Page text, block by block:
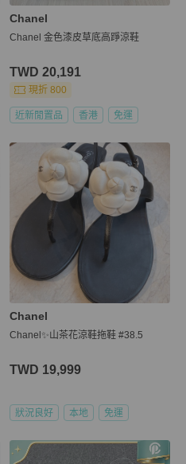
Chanel
Chanel 金色漆皮草底高踭涼鞋
TWD 20,191
現折 800
近新閒置品 香港 免運
Chanel
Chanel✨山茶花涼鞋拖鞋 #38.5
TWD 19,999
狀況良好 本地 免運